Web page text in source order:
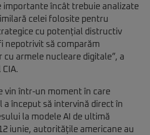
importante încât trebuie analizate
celei folosite pentru
cu potențial distructiv
nepotrivit să comparăm
cu armele nucleare digitale”, a
vin într-un moment în care
a început să intervină direct în
la modele AI de ultimă
iunie, autoritățile americane au